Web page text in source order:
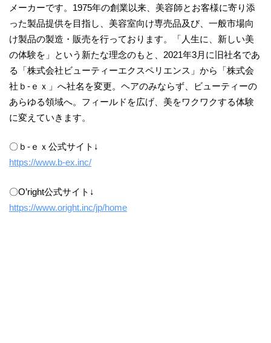
メーカーです。1975年の創業以来、美容師とお客様に寄り添
った製品提供を目指し、美容室向け専売品及び、一般市場向
け製品の製造・販売を行っております。「人生に、新しい美
の体験を」という新たな理念のもと、2021年3月に旧社名であ
る「株式会社ビューティーエクスペリエンス」から「株式会
社ｂ-ｅｘ」へ社名を変更。ヘアのみならず、ビューティーの
あらゆる領域へ。フィールドを広げ、美をワクワクする体験
に変えていきます。
〇ｂ-ｅｘ公式サイト↓
https://www.b-ex.inc/
〇O’right公式サイト↓
https://www.oright.inc/jp/home